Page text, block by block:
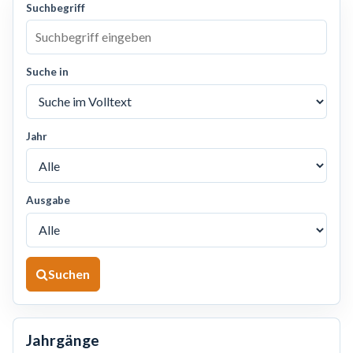
Suchbegriff
Suche in
Jahr
Ausgabe
Suchen
Jahrgänge